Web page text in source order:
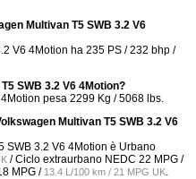
Multivan T5 SWB 3.2 V6
V6 4Motion ha 235 PS / 232 bhp /
SWB 3.2 V6 4Motion?
pesa 2299 Kg / 5068 lbs.
Multivan T5 SWB 3.2 V6
SWB 3.2 V6 4Motion è Urbano
/ Ciclo extraurbano NEDC 22 MPG /
MPG / 13.4 L/100 km / 21 MPG UK.